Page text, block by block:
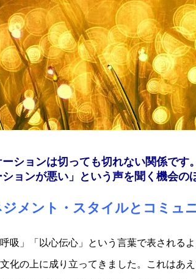
ションは切っても切れない関係で
ョンが悪い」という声を聞く機会の
メント・スタイルとコミュ
吸」「以心伝心」という言葉で表される
化の上に成り立ってきました。これはあ